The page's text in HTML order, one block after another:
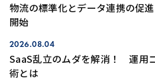
物流の標準化とデータ連携の促
開始
2026.08.04
SaaS乱立のムダを解消！ 運用
術とは